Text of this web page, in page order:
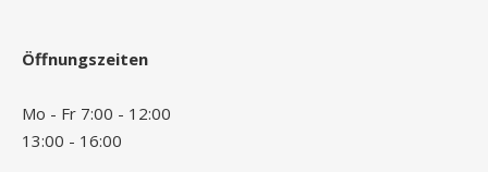
Öffnungszeiten
Mo - Fr 7:00 - 12:00
13:00 - 16:00